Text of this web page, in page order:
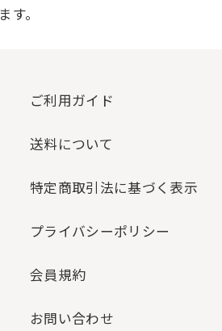
す。
ご利用ガイド
送料について
特定商取引法に基づく表示
プライバシーポリシー
会員規約
お問い合わせ